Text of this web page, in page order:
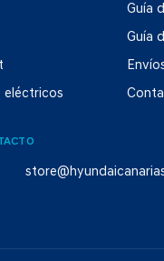
eléctricos
Guía
Guía